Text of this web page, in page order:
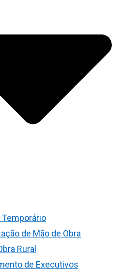
Temporário
de Mão de Obra
Rural
de Executivos